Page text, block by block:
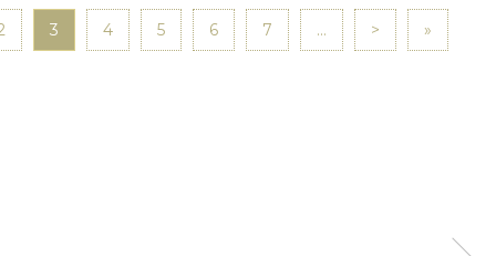
3 4 5 6 7 ... > »